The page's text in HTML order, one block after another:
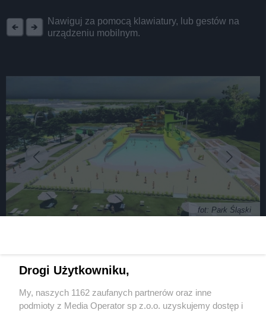
Nawiguj za pomocą klawiatury, lub gestów na
urządzeniu mobilnym.
fot: Park Śląski
się kolejny etap prac
Wydawca mediów lokalnych
Drogi Użytkowniku,
My, naszych 1162 zaufanych partnerów oraz inne
podmioty z Media Operator sp z.o.o. uzyskujemy dostęp i